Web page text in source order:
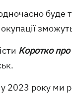
буде
Коротко про
2023 року ми